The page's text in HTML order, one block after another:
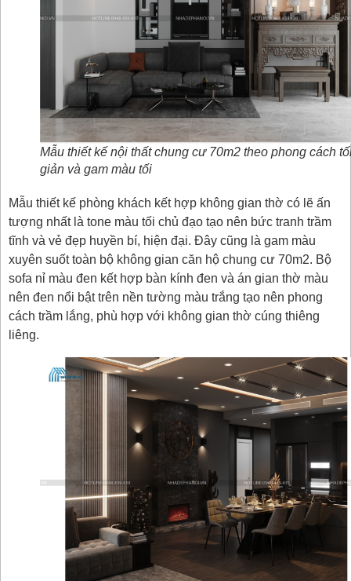
Mẫu thiết kế nội thất chung cư 70m2 theo phong cách
giản và gam màu tối
Mẫu thiết kế phòng khách kết hợp không gian thờ có lẽ ấn
tượng nhất là tone màu tối chủ đạo tạo nên bức tranh trầm
tĩnh và vẻ đẹp huyền bí, hiện đại. Đây cũng là gam màu
xuyên suốt toàn bộ không gian căn hộ chung cư 70m2. Bộ
sofa nỉ màu đen kết hợp bàn kính đen và án gian thờ màu
nên đen nổi bật trên nền tường màu trắng tạo nên phong
cách trầm lắng, phù hợp với không gian thờ cúng thiêng
liêng.